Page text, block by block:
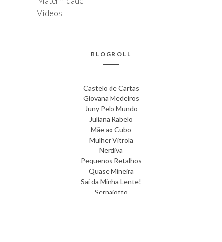
Vídeos
BLOGROLL
Castelo de Cartas
Giovana Medeiros
Juny Pelo Mundo
Juliana Rabelo
Mãe ao Cubo
Mulher Vitrola
Nerdiva
Pequenos Retalhos
Quase Mineira
Sai da Minha Lente!
Sernaiotto